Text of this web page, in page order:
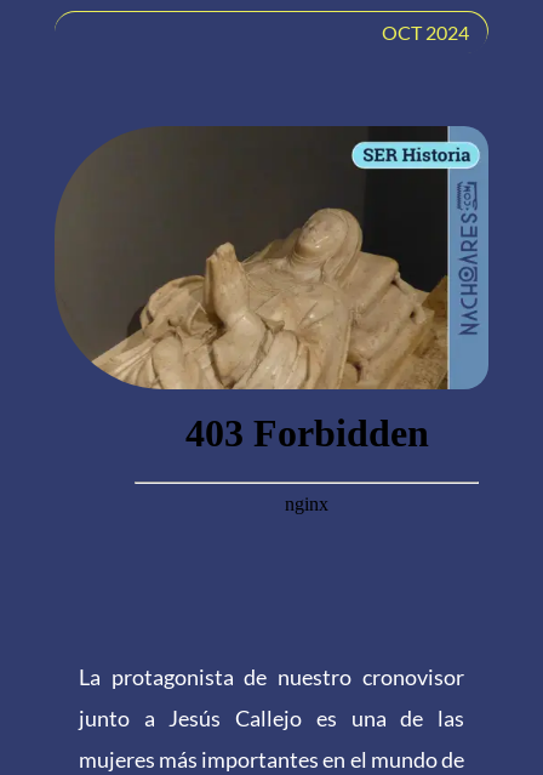
OCT 2024
La protagonista de nuestro cronovisor
junto a Jesús Callejo es una de las
mujeres más importantes en el mundo de